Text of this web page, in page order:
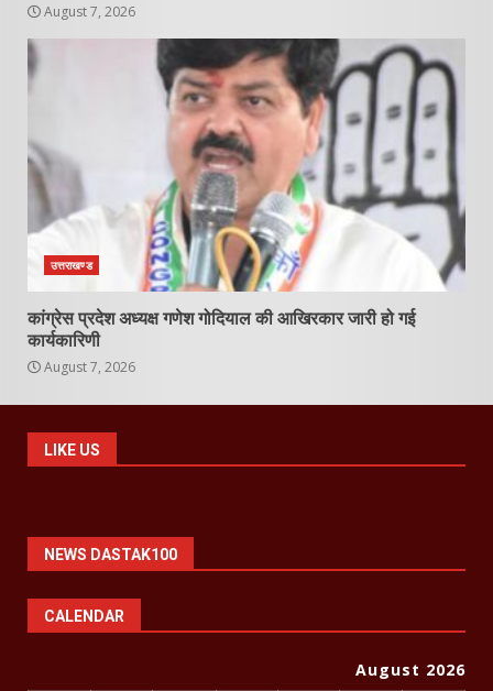
August 7, 2026
उत्तराखण्ड
कांग्रेस प्रदेश अध्यक्ष गणेश गोदियाल की आखिरकार जारी हो गई
कार्यकारिणी
August 7, 2026
LIKE US
NEWS DASTAK100
CALENDAR
August 2026